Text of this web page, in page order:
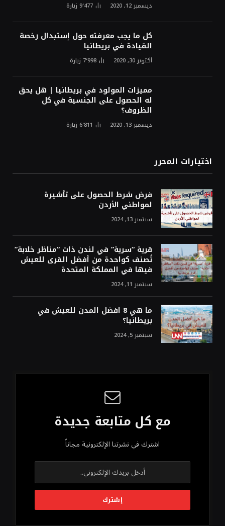
ديسمبر 12, 2020 9٬477 زيارة
كل ما يجب معرفته حول إستبدال رخصة
القيادة في بريطانيا
أكتوبر 30, 2020 7٬998 زيارة
مميزات المولود في بريطانيا | هل يحق
له الحصول على الجنسية في كل
الظروف؟
ديسمبر 13, 2020 6٬811 زيارة
اختيارات المحرر
فرض شرط الحصول على تأشيرة
لمواطني الأردن
سبتمبر 13, 2024
قرية “سرية” في لندن ذات “مناظر خلابة”
تُصنف كواحدة من أفضل القرى للعيش
فيها في المملكة المتحدة
سبتمبر 11, 2024
ما هي 8 افضل المدن للعيش في
بريطانيا؟
سبتمبر 5, 2024
مع كل متابعة جديدة
اشترك في نشرتنا الإلكترونية مجاناً